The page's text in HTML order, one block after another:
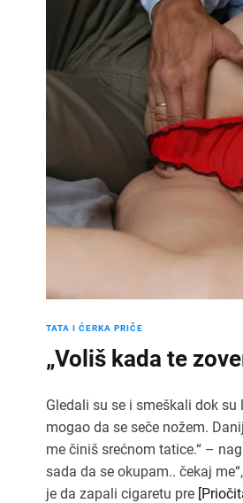
TATA I ĆERKA PRIČE
„Voliš kada te
Gledali su se i smeškali dok
mogao da se seče nožem.
me činiš srećnom tatice.“ –
sada da se okupam.. čekaj
je da zapali cigaretu pre